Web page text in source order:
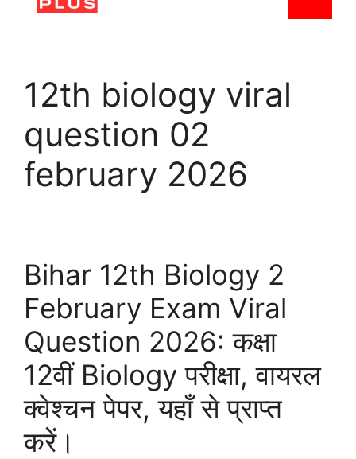
content
12th biology viral
question 02
february 2026
Bihar 12th Biology 2
February Exam Viral
Question 2026: कक्षा
12वीं Biology परीक्षा, वायरल
क्वेश्चन पेपर, यहाँ से प्राप्त
करें।